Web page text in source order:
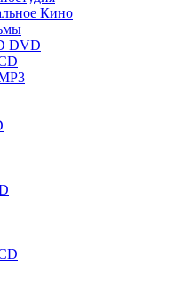
Кино
DVD